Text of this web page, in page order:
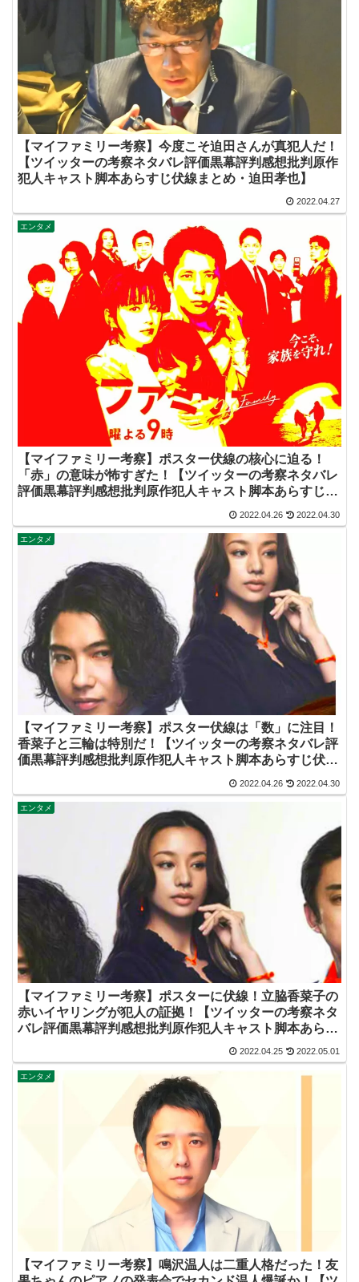
【マイファミリー考察】今度こそ迫田さんが真犯人だ！
【ツイッターの考察ネタバレ評価黒幕評判感想批判原作
犯人キャスト脚本あらすじ伏線まとめ・迫田孝也】
2022.04.27
エンタメ
【マイファミリー考察】ポスター伏線の核心に迫る！
「赤」の意味が怖すぎた！【ツイッターの考察ネタバレ
評価黒幕評判感想批判原作犯人キャスト脚本あらすじ伏
2022.04.26 2022.04.30
エンタメ
【マイファミリー考察】ポスター伏線は「数」に注目！
香菜子と三輪は特別だ！【ツイッターの考察ネタバレ評
価黒幕評判感想批判原作犯人キャスト脚本あらすじ伏線
2022.04.26 2022.04.30
エンタメ
【マイファミリー考察】ポスターに伏線！立脇香菜子の
赤いイヤリングが犯人の証拠！【ツイッターの考察ネタ
バレ評価黒幕評判感想批判原作犯人キャスト脚本あらす
じ伏線まとめ・高橋メアリージュン】
2022.04.25 2022.05.01
エンタメ
【マイファミリー考察】鳴沢温人は二重人格だった！友